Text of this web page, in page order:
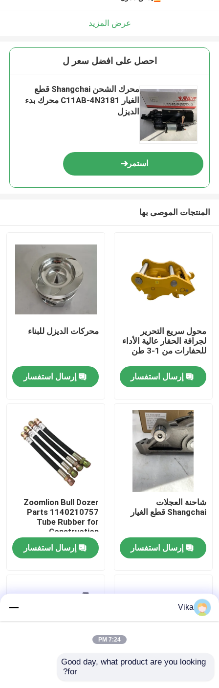
المنتجات
حول بنا
جولة في المعمل
اتصل بنا
طلب اقتباس
عرض المزيد
احصل على افضل سعر ل
محرك الشحن Shangchai قطع
الغيار C11AB-4N3181 محرك بدء
الديزل
استمر
المنتجات الموصى بها
محول سريع التحرير
لجرافة الحفار عالية الأداء
للحفارات من 1-3 طن
إرسال استفسار
محركات الديزل للبناء
إرسال استفسار
شاحنة العجلات
Shangchai قطع الغيار
إرسال استفسار
Zoomlion Bull Dozer
Parts 1140210757
Tube Rubber for
Construction
Machinery Maintaining
إرسال استفسار
XGMA قطع غيار لودر
Vika
7:24 PM
Good day, what product are you looking
for?